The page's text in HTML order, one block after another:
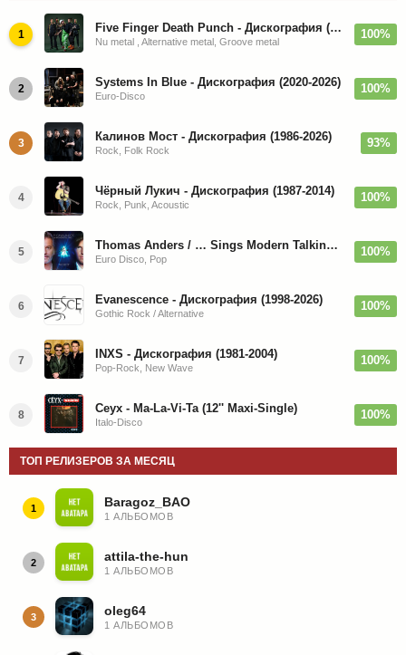
1 Five Finger Death Punch - Дискография (2008-2026)
Nu metal , Alternative metal, Groove metal
100%
2 Systems In Blue - Дискография (2020-2026)
Euro-Disco
100%
3 Калинов Мост - Дискография (1986-2026)
Rock, Folk Rock
93%
4 Чёрный Лукич - Дискография (1987-2014)
Rock, Punk, Acoustic
100%
5 Thomas Anders / … Sings Modern Talking: The Best hi-res
Euro Disco, Pop
100%
6 Evanescence - Дискография (1998-2026)
Gothic Rock / Alternative
100%
7 INXS - Дискография (1981-2004)
Pop-Rock, New Wave
100%
8 Ceyx - Ma-La-Vi-Ta (12'' Maxi-Single)
Italo-Disco
100%
ТОП РЕЛИЗЕРОВ ЗА МЕСЯЦ
1 Baragoz_BAO
1 АЛЬБОМОВ
2 attila-the-hun
1 АЛЬБОМОВ
3 oleg64
1 АЛЬБОМОВ